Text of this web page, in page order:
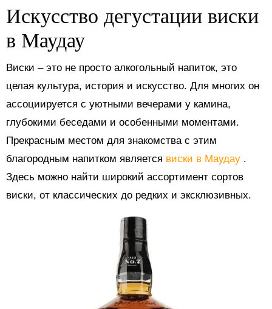
Искусство дегустации виски
в Маудау
Виски – это не просто алкогольный напиток, это
целая культура, история и искусство. Для многих он
ассоциируется с уютными вечерами у камина,
глубокими беседами и особенными моментами.
Прекрасным местом для знакомства с этим
благородным напитком является виски в Маудау .
Здесь можно найти широкий ассортимент сортов
виски, от классических до редких и эксклюзивных.